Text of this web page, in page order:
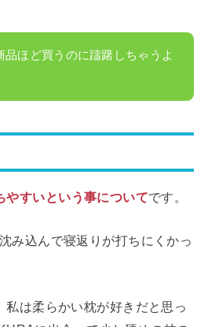
品ほど買うのに躊躇しちゃうよ
やすいという事についてです。
み込んで寝返りが打ちにくかっ
私は柔らかい枕が好きだと思っ